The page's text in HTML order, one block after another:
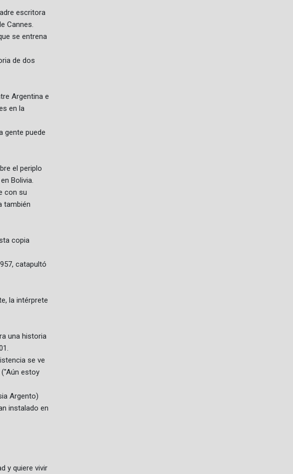
escritora
Cannes.
se entrena
de dos
Argentina e
en la
gente puede
el periplo
Bolivia.
con su
también
copia
catapultó
la intérprete
una historia
se ve
estoy
Argento)
instalado en
y quiere vivir